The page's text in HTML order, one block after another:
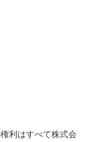
利はすべて株式会